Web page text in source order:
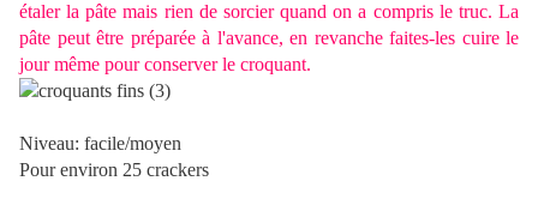
étaler la pâte mais rien de sorcier quand on a compris le truc. La
pâte peut être préparée à l'avance, en revanche faites-les cuire le
jour même pour conserver le croquant.
Niveau: facile/moyen
Pour environ 25 crackers